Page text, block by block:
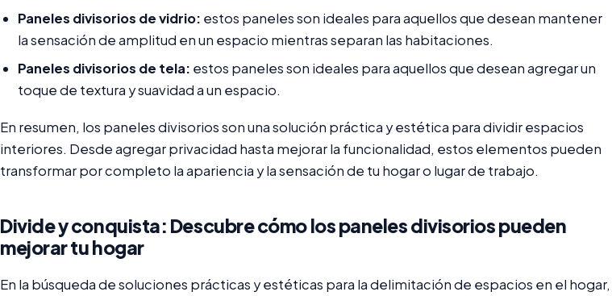
Paneles divisorios de vidrio: estos paneles son ideales para aquellos que desean mantener
la sensación de amplitud en un espacio mientras separan las habitaciones.
Paneles divisorios de tela: estos paneles son ideales para aquellos que desean agregar un
toque de textura y suavidad a un espacio.
En resumen, los paneles divisorios son una solución práctica y estética para dividir espacios
interiores. Desde agregar privacidad hasta mejorar la funcionalidad, estos elementos pueden
transformar por completo la apariencia y la sensación de tu hogar o lugar de trabajo.
Divide y conquista: Descubre cómo los paneles divisorios pueden
mejorar tu hogar
En la búsqueda de soluciones prácticas y estéticas para la delimitación de espacios en el hogar,